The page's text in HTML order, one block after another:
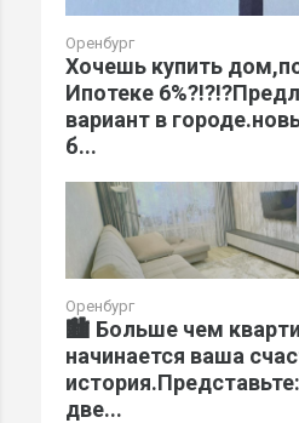
Оренбург
Хочешь купить
Ипотеке
вариант в
б...
Оренбург
🏙️ Больше чем
начинается ваша
две...